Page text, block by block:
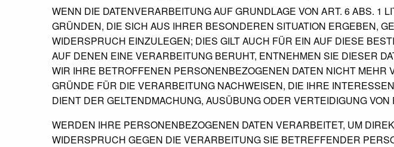
WENN DIE DATENVERARBEITUNG AUF GRUNDLAGE VON ART. 6 ABS. 1
GRÜNDEN, DIE SICH AUS IHRER BESONDEREN SITUATION ERGEBEN,
WIDERSPRUCH EINZULEGEN; DIES GILT AUCH FÜR EIN AUF DIESE
AUF DENEN EINE VERARBEITUNG BERUHT, ENTNEHMEN SIE DIESER
WIR IHRE BETROFFENEN PERSONENBEZOGENEN DATEN NICHT
GRÜNDE FÜR DIE VERARBEITUNG NACHWEISEN, DIE IHRE
DIENT DER GELTENDMACHUNG, AUSÜBUNG ODER VERTEIDIGUNG
WERDEN IHRE PERSONENBEZOGENEN DATEN VERARBEITET, UM
WIDERSPRUCH GEGEN DIE VERARBEITUNG SIE BETREFFENDER